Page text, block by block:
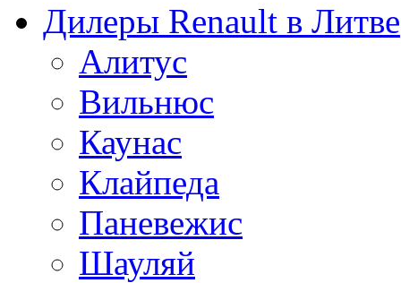
Дилеры Renault в Литве
Алитус
Вильнюс
Каунас
Клайпеда
Паневежис
Шауляй